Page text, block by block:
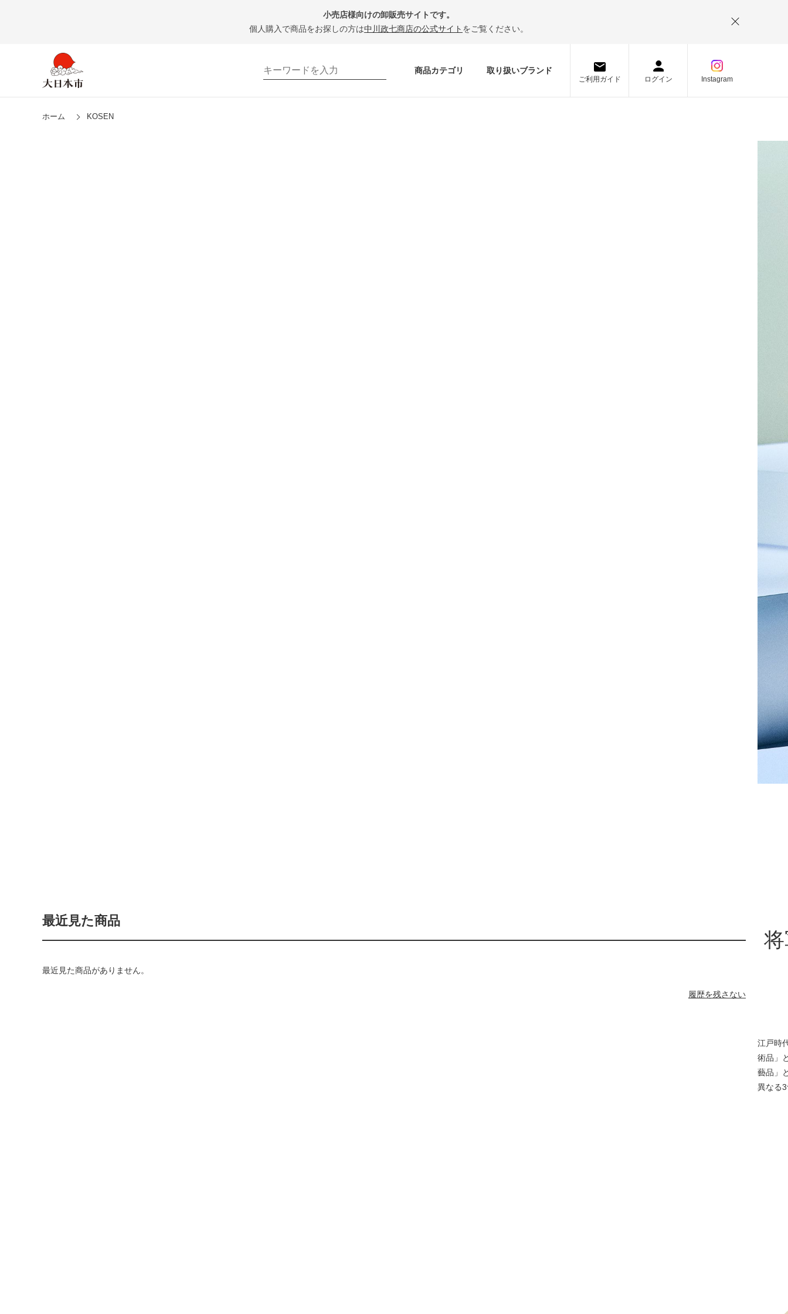
小売店様向けの卸販売サイトです。
個人購入で商品をお探しの方は中川政七商店の公式サイト をご覧ください。
商品カテゴリ 取り扱いブランド
ご利用ガイド ログイン Instagram
ホーム KOSEN
江戸時
術品」
藝品」
異なる
最近見た商品
最近見た商品がありません。
履歴を残さない